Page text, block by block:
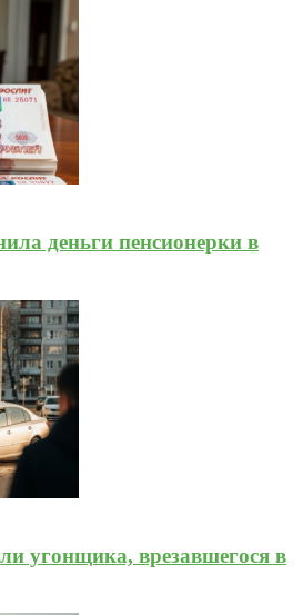
деньги пенсионерки в
угонщика, врезавшегося в